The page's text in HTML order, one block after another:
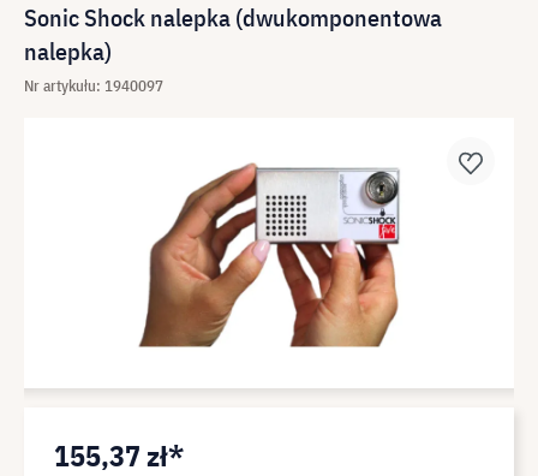
Sonic Shock nalepka (dwukomponentowa
nalepka)
Nr artykułu: 1940097
155,37 zł*